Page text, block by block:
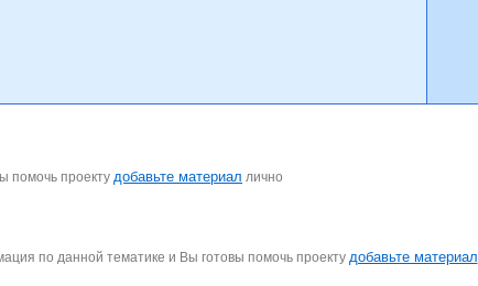
помочь проекту добавьте материал лично
по данной тематике и Вы готовы помочь проекту добавьте материал